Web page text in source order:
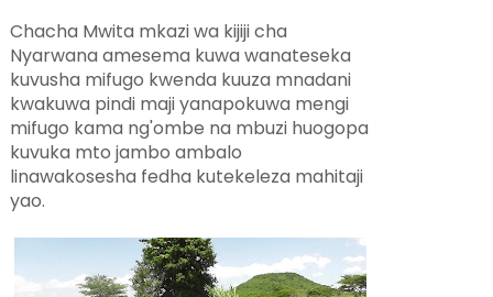
Chacha Mwita mkazi wa kijiji cha
Nyarwana amesema kuwa wanateseka
kuvusha mifugo kwenda kuuza mnadani
kwakuwa pindi maji yanapokuwa mengi
mifugo kama ng'ombe na mbuzi huogopa
kuvuka mto jambo ambalo
linawakosesha fedha kutekeleza mahitaji
yao.